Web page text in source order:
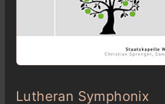
Lutheran Symphonix